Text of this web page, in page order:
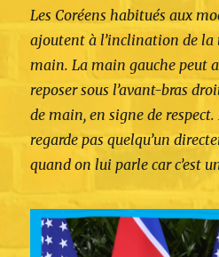
Les Coréens habitués aux
ajoutent à l’inclination de la
main. La main gauche peut
reposer sous l’avant-bras
de main, en signe de
regarde pas quelqu’un
quand on lui parle car c’est